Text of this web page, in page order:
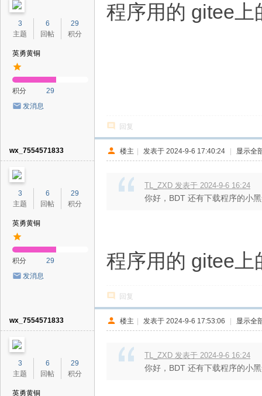
3
主题
6
回帖
29
积分
英勇黄铜
积分
29
发消息
程序用的 gitee
回复
wx_7554571833
3
主题
6
回帖
29
积分
英勇黄铜
积分
29
发消息
楼主 | 发表于 2024-9-6 17:40:24 | 显示全
TL_ZXD 发表于 2024-9-6 16:24
你好，BDT 还有下载程序的小
程序用的 gitee
回复
wx_7554571833
3
主题
6
回帖
29
积分
英勇黄铜
楼主 | 发表于 2024-9-6 17:53:06 | 显示全
TL_ZXD 发表于 2024-9-6 16:24
你好，BDT 还有下载程序的小